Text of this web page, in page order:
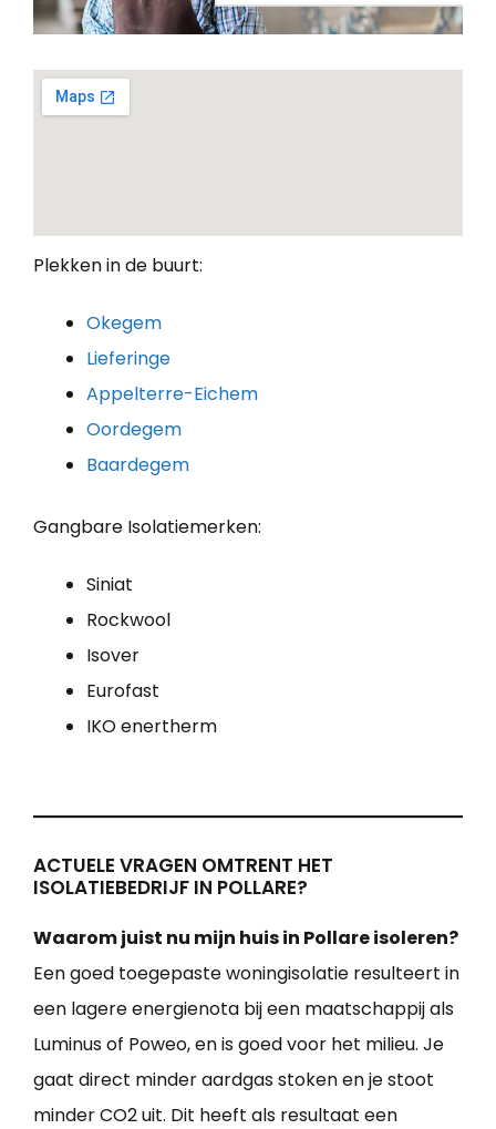
Plekken in de buurt:
Okegem
Lieferinge
Appelterre-Eichem
Oordegem
Baardegem
Gangbare Isolatiemerken:
Siniat
Rockwool
Isover
Eurofast
IKO enertherm
ACTUELE VRAGEN OMTRENT HET
ISOLATIEBEDRIJF IN POLLARE?
Waarom juist nu mijn huis in Pollare isoleren?
Een goed toegepaste woningisolatie resulteert in
een lagere energienota bij een maatschappij als
Luminus of Poweo, en is goed voor het milieu. Je
gaat direct minder aardgas stoken en je stoot
minder CO2 uit. Dit heeft als resultaat een